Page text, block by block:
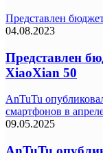
Представлен
04.08.2023
Представлен
XiaoXian 50
AnTuTu
смартфонов в
09.05.2025